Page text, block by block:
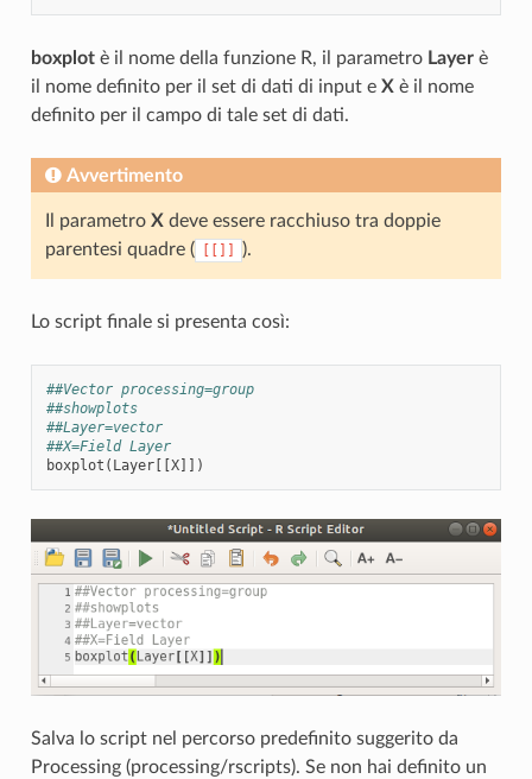
boxplotè il nome della funzione R, il parametro Layerè
il nome definito per il set di dati di input e X è il nome
definito per il campo di tale set di dati.
Avvertimento
Il parametro X deve essere racchiuso tra doppie
parentesi quadre (
[[]] ).
Lo script finale si presenta così:
##Vector processing=group
##showplots
##Layer=vector
##X=Field Layer
boxplot ( Layer[[X]])
Salva lo script nel percorso predefinito suggerito da
Processing (processing/rscripts). Se non hai definito un